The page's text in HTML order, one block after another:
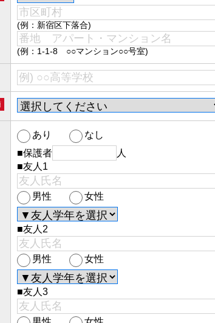
(例：新宿区下落合)
(例：1-1-8 ○○マンション○○号室)
あり
なし
■保護者
人
■友人1
男性 女性
■友人2
男性 女性
■友人3